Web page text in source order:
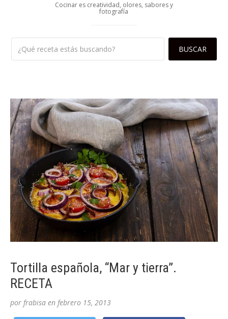
Cocinar es creatividad, olores, sabores y
fotografía
Tortilla española, “Mar y tierra”.
RECETA
por frabisa en febrero 15, 2013